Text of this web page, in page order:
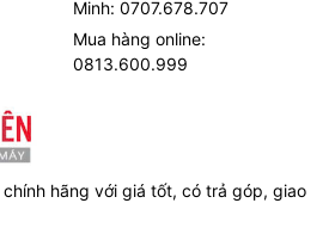
Minh: 0707.678.707
Mua hàng online:
0813.600.999
chính hãng với giá tốt, có trả góp, giao